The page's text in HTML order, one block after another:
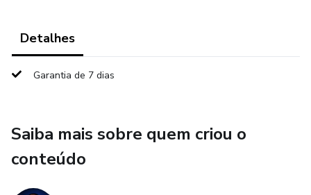
Detalhes
Garantia de 7 dias
Saiba mais sobre quem criou o
conteúdo